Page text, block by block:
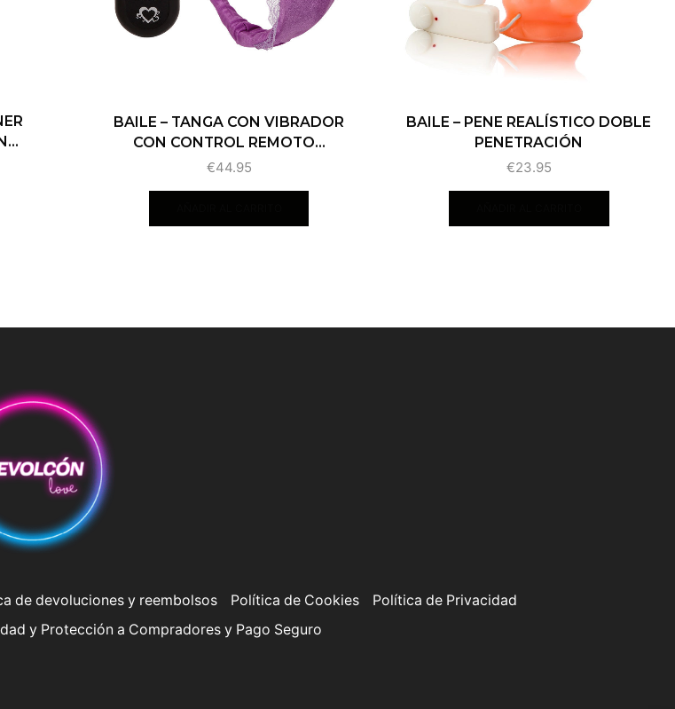
BAILE – TANGA CON VIBRADOR
CON CONTROL REMOTO...
€44.95
BAILE – PENE REALÍSTICO DOBLE
PENETRACIÓN
€23.95
de devoluciones y reembolsos Política de Cookies
Política de Privacidad
y Protección a Compradores y Pago Seguro